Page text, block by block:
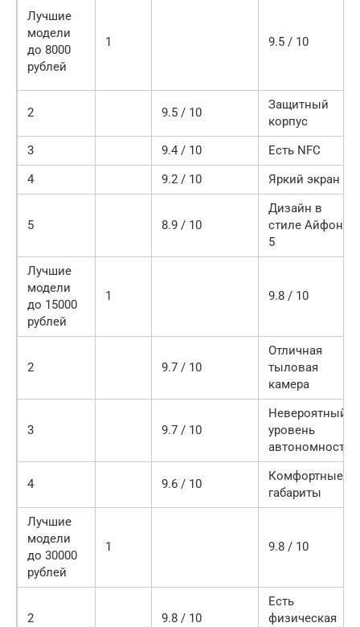
Лучшие
модели
до 8000
рублей
1 9.5 / 10
2 9.5 / 10
Защитный
корпус
3
9.4 / 10
Есть NFC
4
9.2 / 10 Яркий экран
5 8.9 / 10
Дизайн в
стиле Айфон
5
Лучшие
модели
до 15000
рублей
1 9.8 / 10
2 9.7 / 10
Отличная
тыловая
камера
3 9.7 / 10
Невероятный
уровень
автономности
4 9.6 / 10
Комфортные
габариты
Лучшие
модели
до 30000
рублей
1 9.8 / 10
2 9.8 / 10
Есть
физическая